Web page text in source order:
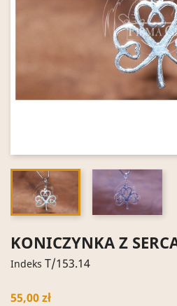
KONICZYNKA Z
Indeks T/153.14
55,00 zł